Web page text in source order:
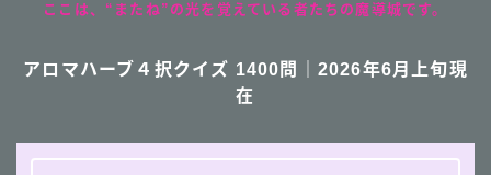
ここは、“またね”の光を覚えている者たちの魔導城です。
アロマハーブ４択クイズ 1400問｜2026年6月上旬現
在